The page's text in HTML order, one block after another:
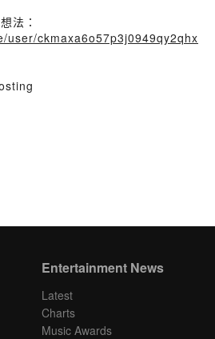
法：
user/ckmaxa6o57p3j0949qy2qhx
Entertainment News
Latest
Charts
Music Awards